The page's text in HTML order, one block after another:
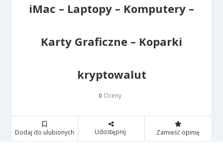
iMac – Laptopy – Komputery –
Karty Graficzne – Koparki
kryptowalut
0 Oceny
Dodaj do ulubionych Udostępnij Zamieść opinię